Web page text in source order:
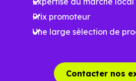
programme. Notre moteur de
d'explorer et de filtrer
disponibles à Claye-Souilly
de 44 % d'appartements et 56 %
Prix promoteur
Une large sélection de
Contacter nos